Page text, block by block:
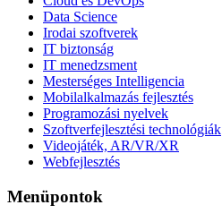
Data Science
Irodai szoftverek
IT biztonság
IT menedzsment
Mesterséges Intelligencia
Mobilalkalmazás fejlesztés
Programozási nyelvek
Szoftverfejlesztési technológiák
Videojáték, AR/VR/XR
Webfejlesztés
Menüpontok